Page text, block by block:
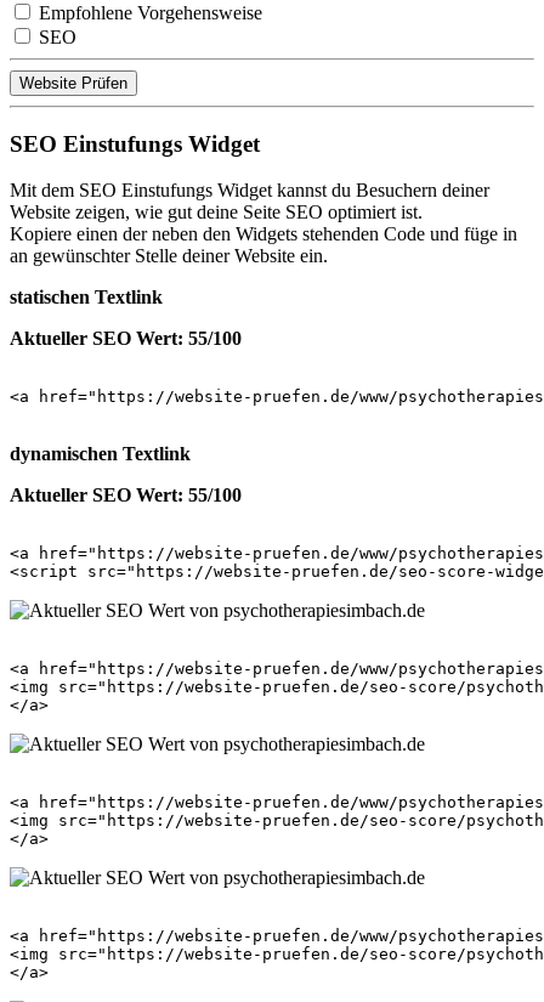
Empfohlene Vorgehensweise
SEO
Website Prüfen
SEO Einstufungs Widget
Mit dem SEO Einstufungs Widget kannst du Besuchern deiner
Website zeigen, wie gut deine Seite SEO optimiert ist.
Kopiere einen der neben den Widgets stehenden Code und füge in
an gewünschter Stelle deiner Website ein.
statischen Textlink
Aktueller SEO Wert: 55/100
<a href="https://website-pruefen.de/www/
dynamischen Textlink
Aktueller SEO Wert: 55/100
<a href="https://website-pruefen.de/www/
<a href="https://website-pruefen.de/www/
<img src="https://website-pruefen.de/seo-score/
<a href="https://website-pruefen.de/www/
<img src="https://website-pruefen.de/seo-score/
<a href="https://website-pruefen.de/www/
<img src="https://website-pruefen.de/seo-score/